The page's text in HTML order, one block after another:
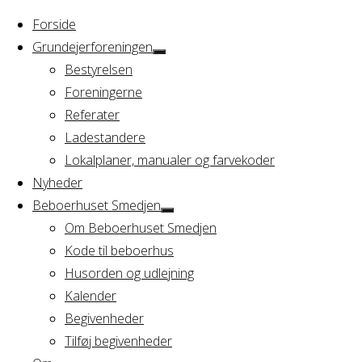
Forside
Grundejerforeningen
Bestyrelsen
Foreningerne
Referater
Ladestandere
Lokalplaner, manualer og farvekoder
Nyheder
Beboerhuset Smedjen
Om Beboerhuset Smedjen
Kode til beboerhus
Husorden og udlejning
Kalender
Begivenheder
Tilføj begivenheder
Home
Arrangement
bordtennis
bordtennis
Hvornår
30/04/2025
10:00 - 11:00